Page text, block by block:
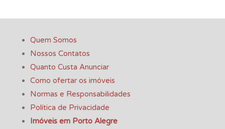
Quem Somos
Nossos Contatos
Quanto Custa Anunciar
Como ofertar os imóveis
Normas e Responsabilidades
Política de Privacidade
Imóveis em Porto Alegre